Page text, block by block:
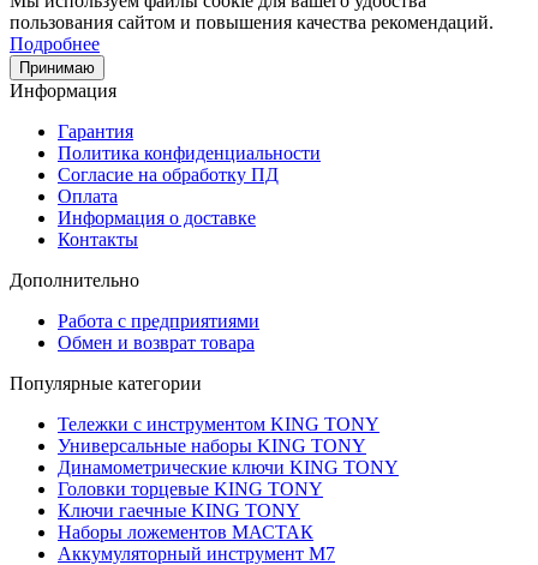
пользования сайтом и повышения качества рекомендаций.
Подробнее
Принимаю
Информация
Гарантия
Политика конфиденциальности
Согласие на обработку ПД
Оплата
Информация о доставке
Контакты
Дополнительно
Работа с предприятиями
Обмен и возврат товара
Популярные категории
Тележки с инструментом KING TONY
Универсальные наборы KING TONY
Динамометрические ключи KING TONY
Головки торцевые KING TONY
Ключи гаечные KING TONY
Наборы ложементов МАСТАК
Аккумуляторный инструмент M7